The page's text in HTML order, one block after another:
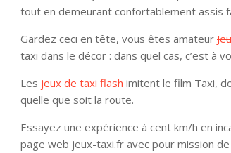
tout en demeurant confortablement assis
Gardez ceci en tête, vous êtes amateur
taxi dans le décor : dans quel cas, c’est
Les jeux de taxi flash imitent le film Taxi,
quelle que soit la route.
Essayez une expérience à cent km/h en
page web jeux-taxi.fr avec pour mission